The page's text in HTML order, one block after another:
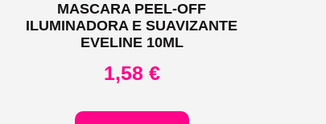
MASCARA PEEL-OFF
ILUMINADORA E SUAVIZANTE
EVELINE 10ML
1,58 €